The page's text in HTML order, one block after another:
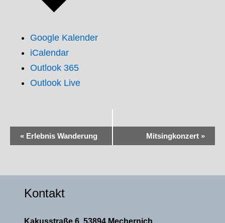
Google Kalender
iCalendar
Outlook 365
Outlook Live
Veranstaltung-
Navigation
« Erlebnis Wanderung Mitsingkonzert »
Kontakt
Kakusstraße 6, 53894 Mechernich